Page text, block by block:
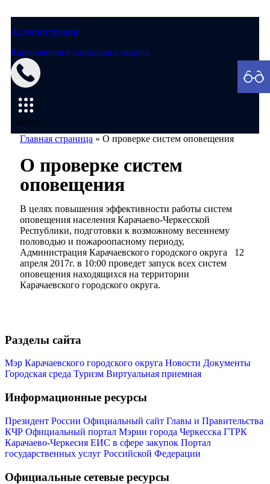
Администрация
Карачаевского городского округа
меню
Главная страница » О проверке систем оповещения
О проверке систем
оповещения
В целях повышения эффективности работы систем
оповещения населения Карачаево-Черкесской
Республики, подготовки к возможному весеннему
половодью и пожароопасному периоду,
Администрация Карачаевского городского округа 12
апреля 2017г. в 10:00 проведет запуск всех систем
оповещения находящихся на территории
Карачаевского городского округа.
Разделы сайта
Мэр Карачаевского городского округа Новости Документы
Городская среда Туризм Виртуальная приемная
Информационные ресурсы
Президент России Официальный сайт Главы и Правительства
КЧР Официальный портал Мэрии города Черкесска ГТРК
Карачаево-Черкесия ЕИС в сфере закупок Портал
государственных услуг Российской Федерации
Официальные сетевые ресурсы
Мэрия